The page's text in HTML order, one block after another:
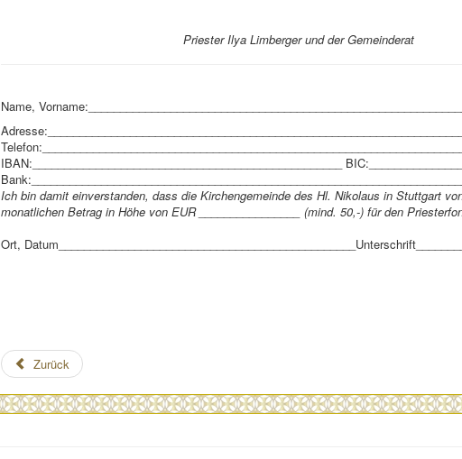
Priester Ilya Limberger und der Gemeinderat
Name,
IBAN:_________________________________________________
Ich bin damit einverstanden, dass die Kirchengemeinde des Hl. Nikolaus in Stuttgart
monatlichen Betrag in Höhe von EUR ________________ (mind. 50,-) für den
Ort,
Zurück